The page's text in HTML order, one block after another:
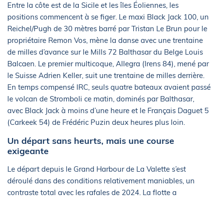
Entre la côte est de la Sicile et les îles Éoliennes, les
positions commencent à se figer. Le maxi Black Jack 100, un
Reichel/Pugh de 30 mètres barré par Tristan Le Brun pour le
propriétaire Remon Vos, mène la danse avec une trentaine
de milles d’avance sur le Mills 72 Balthasar du Belge Louis
Balcaen. Le premier multicoque, Allegra (Irens 84), mené par
le Suisse Adrien Keller, suit une trentaine de milles derrière.
En temps compensé IRC, seuls quatre bateaux avaient passé
le volcan de Stromboli ce matin, dominés par Balthasar,
avec Black Jack à moins d’une heure et le Français Daguet 5
(Carkeek 54) de Frédéric Puzin deux heures plus loin.
Un départ sans heurts, mais une course
exigeante
Le départ depuis le Grand Harbour de La Valette s’est
déroulé dans des conditions relativement maniables, un
contraste total avec les rafales de 2024. La flotte a